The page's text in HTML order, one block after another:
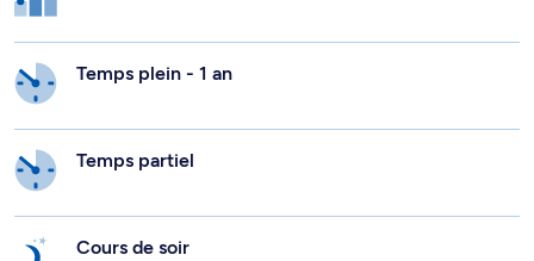
Temps plein - 1 an
Temps partiel
Cours de soir